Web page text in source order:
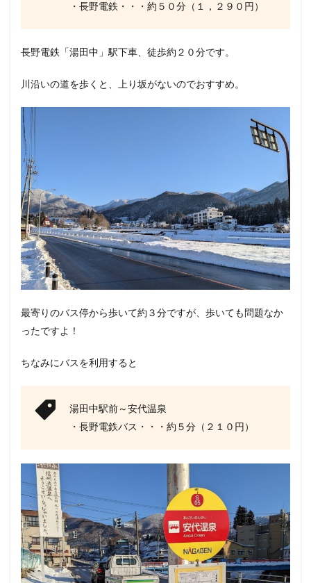
・長野電鉄・・・約５０分（１，２９０円）
長野電鉄「湯田中」駅下車、徒歩約２０分です。
川沿いの道を歩くと、上り坂がないのでおすすめ。
最寄りのバス停から歩いて約３分ですが、歩いても問題なか
ったですよ！
ちなみにバスを利用すると
湯田中駅前～安代温泉
・長野電鉄バス・・・約５分（２１０円）